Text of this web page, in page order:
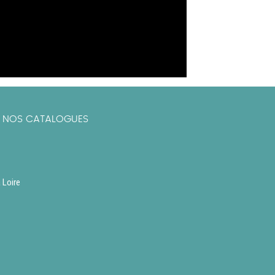
NOS CATALOGUES
Loire